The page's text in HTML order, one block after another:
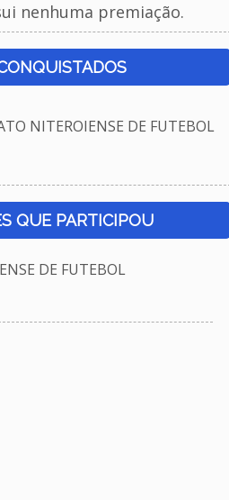
nenhuma premiação.
NITEROIENSE DE FUTEBOL
QUE PARTICIPOU
DE FUTEBOL